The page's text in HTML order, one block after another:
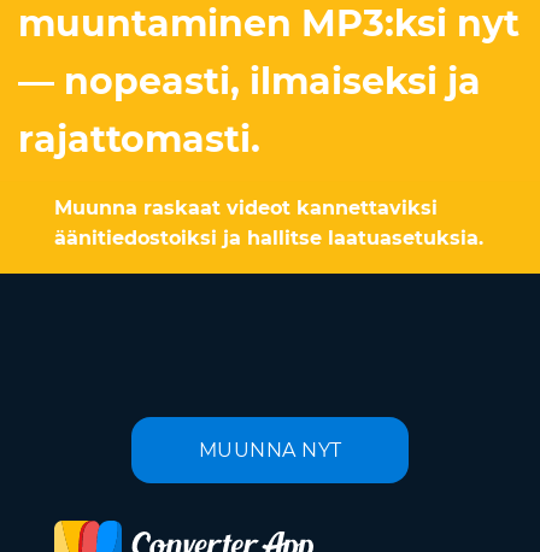
muuntaminen MP3:ksi nyt
— nopeasti, ilmaiseksi ja
rajattomasti.
Muunna raskaat videot kannettaviksi
äänitiedostoiksi ja hallitse laatuasetuksia.
MUUNNA NYT